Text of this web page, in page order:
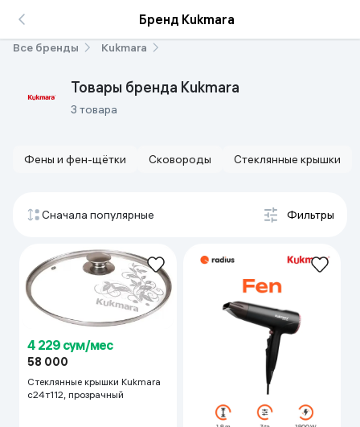
Бренд Kukmara
Все бренды Kukmara
Товары бренда Kukmara
3 товара
Фены и фен-щётки Сковороды Стеклянные крышки
Сначала популярные Фильтры
4 229 сум/мес
58 000
Стеклянные крышки Kukmara
с24т112, прозрачный